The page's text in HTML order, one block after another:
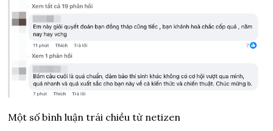
Một số bình luận trái chiều từ netizen